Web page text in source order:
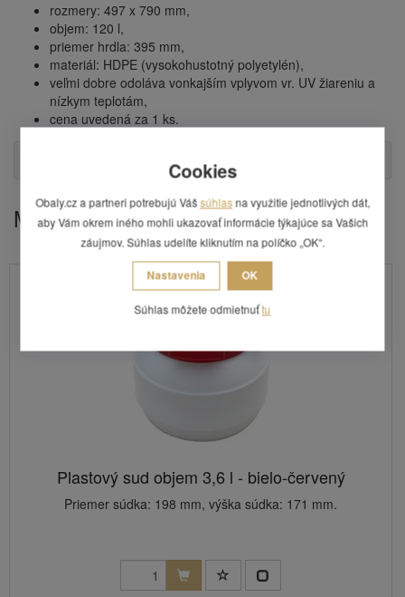
rozmery: 497 x 790 mm,
objem: 120 l,
priemer hrdla: 395 mm,
materiál: HDPE (vysokohustotný polyetylén),
veľmi dobre odoláva vonkajším vplyvom vr. UV žiareniu a
nízkym teplotám,
cena uvedená za 1 ks.
Mohlo by Vás zaujímať
Plastový sud objem 3,6 l - bielo-červený
Priemer súdka: 198 mm, výška súdka: 171 mm.
Cookies
Obaly.cz a partneri potrebujú Vášsúhlas na využitie jednotlivých dát,
aby Vám okrem iného mohli ukazovať informácie týkajúce sa Vašich
záujmov. Súhlas udelíte kliknutím na políčko „OK“.
Nastavenia OK
Súhlas môžete odmietnuťtu